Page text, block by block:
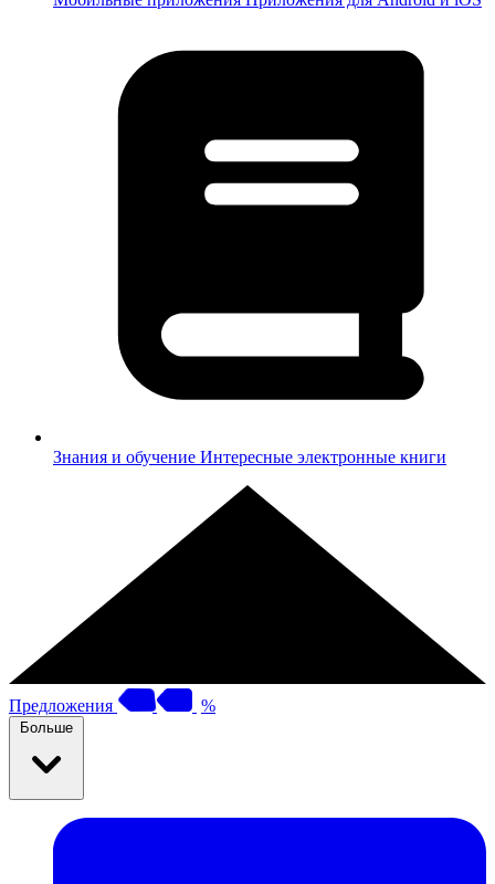
Знания и обучение Интересные электронные книги
Предложения %
Больше